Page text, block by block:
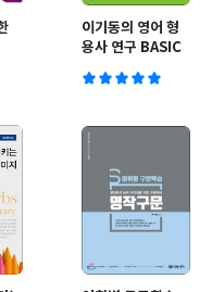
이기동의 영어 형
용사 연구 BASIC